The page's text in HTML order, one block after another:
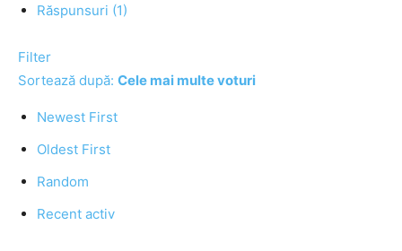
Răspunsuri (1)
Filter
Sortează după: Cele mai multe voturi
Newest First
Oldest First
Random
Recent activ